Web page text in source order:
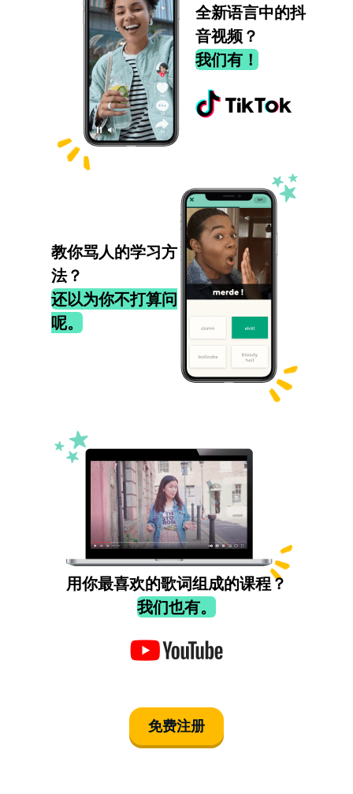
全新语言中的抖
音视频？
我们有！
教你骂人的学习方
法？
还以为你不打算问
呢。
用你最喜欢的歌词组成的课程？
我们也有。
免费注册